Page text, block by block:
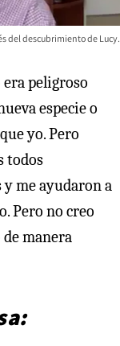
del descubrimiento de Lucy.
era peligroso
especie o
yo. Pero
todos
me ayudaron a
Pero no creo
manera